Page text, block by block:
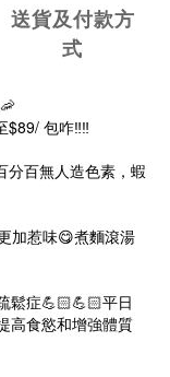
送貨及付款方
式
$89/ 包咋‼️‼️
百無人造色素，蝦
加惹味😋煮麵滾湯
鬆症💪🏻💪🏻平日
高食慾和增強體質